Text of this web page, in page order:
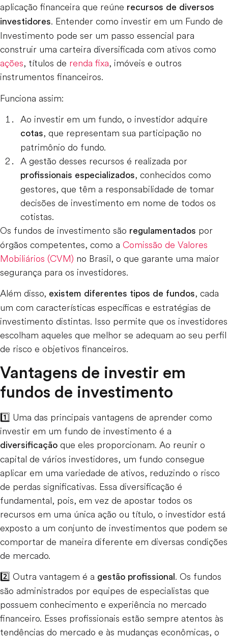
aplicação financeira que reúne recursos de diversos
investidores. Entender como investir em um Fundo de
Investimento pode ser um passo essencial para
construir uma carteira diversificada com ativos como
ações, títulos de renda fixa, imóveis e outros
instrumentos financeiros.
Funciona assim:
Ao investir em um fundo, o investidor adquire
cotas, que representam sua participação no
patrimônio do fundo.
A gestão desses recursos é realizada por
profissionais especializados, conhecidos como
gestores, que têm a responsabilidade de tomar
decisões de investimento em nome de todos os
cotistas.
Os fundos de investimento são regulamentados por
órgãos competentes, como a Comissão de Valores
Mobiliários (CVM) no Brasil, o que garante uma maior
segurança para os investidores.
Além disso, existem diferentes tipos de fundos, cada
um com características específicas e estratégias de
investimento distintas. Isso permite que os investidores
escolham aqueles que melhor se adequam ao seu perfil
de risco e objetivos financeiros.
Vantagens de investir em
fundos de investimento
1️⃣ Uma das principais vantagens de aprender como
investir em um fundo de investimento é a
diversificação que eles proporcionam. Ao reunir o
capital de vários investidores, um fundo consegue
aplicar em uma variedade de ativos, reduzindo o risco
de perdas significativas. Essa diversificação é
fundamental, pois, em vez de apostar todos os
recursos em uma única ação ou título, o investidor está
exposto a um conjunto de investimentos que podem se
comportar de maneira diferente em diversas condições
de mercado.
2️⃣ Outra vantagem é a gestão profissional . Os fundos
são administrados por equipes de especialistas que
possuem conhecimento e experiência no mercado
financeiro. Esses profissionais estão sempre atentos às
tendências do mercado e às mudanças econômicas, o